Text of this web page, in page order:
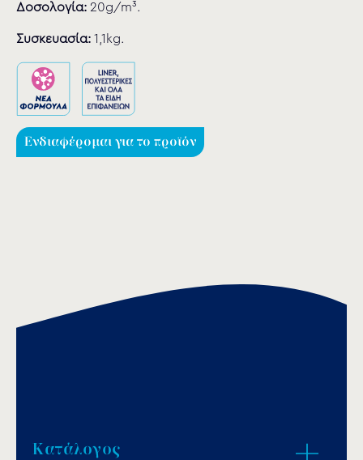
Δοσολογία: 20g/m³.
Συσκευασία: 1,1kg.
Ενδιαφέρομαι για το προϊόν
Κατάλογος